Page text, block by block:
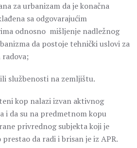
za urbanizam da je konačna
sa odgovarajućim
odnosno mišljenje nadležnog
da postoje tehnički uslovi za
službenosti na zemljištu.
kop nalazi izvan aktivnog
i da su na predmetnom kopu
privrednog subjekta koji je
da radi i brisan je iz APR.